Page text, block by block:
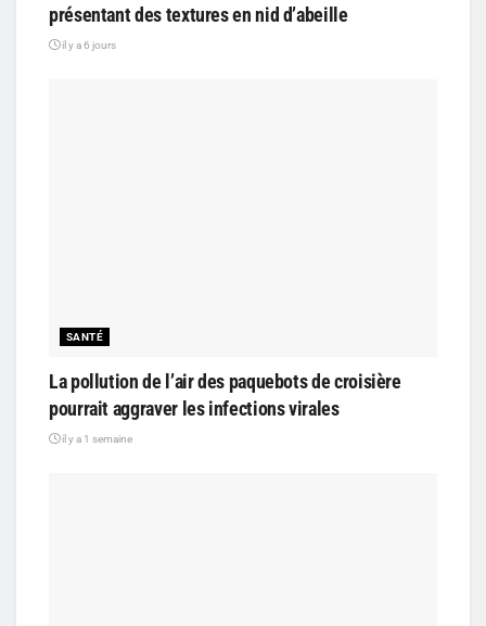
présentant des textures en nid d’abeille
il y a 6 jours
SANTÉ
La pollution de l’air des paquebots de croisière
pourrait aggraver les infections virales
il y a 1 semaine